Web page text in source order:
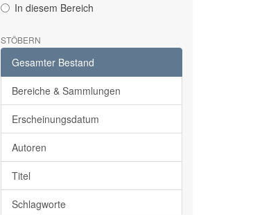
In diesem Bereich
STÖBERN
Gesamter Bestand
Bereiche & Sammlungen
Erscheinungsdatum
Autoren
Titel
Schlagworte